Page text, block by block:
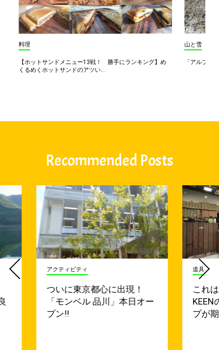
料理
【ホットサンドメニュー13戦！ 勝手にランキング】め
くるめくホットサンドのアツい...
山と雪
「アルプス
Recommended Posts
アクティビティ
ついに東京都心に出現！
「モンベル 品川」本日オー
プン!!
道具
これ
KEEN
プが